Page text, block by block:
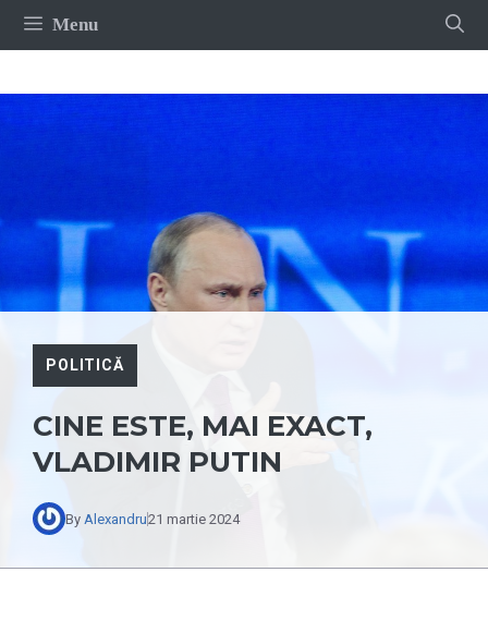
Sari
Menu
POLITICĂ
CINE ESTE, MAI EXACT,
VLADIMIR PUTIN
By Alexandru21 martie 2024